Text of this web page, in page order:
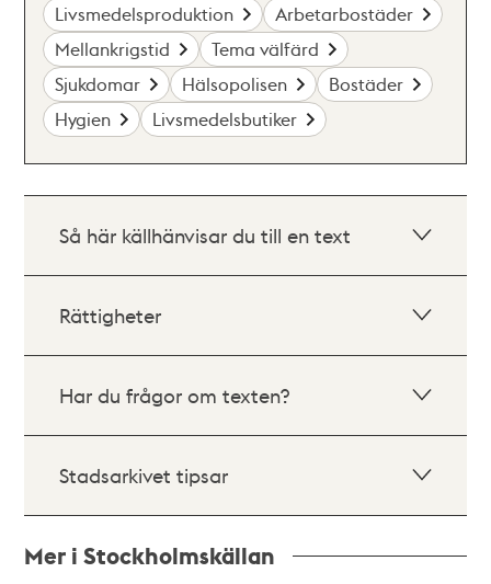
Livsmedelsproduktion
Arbetarbostäder
Mellankrigstid
Tema välfärd
Sjukdomar
Hälsopolisen
Bostäder
Hygien
Livsmedelsbutiker
Så här källhänvisar du till en text
Rättigheter
Har du frågor om texten?
Stadsarkivet tipsar
Mer i Stockholmskällan